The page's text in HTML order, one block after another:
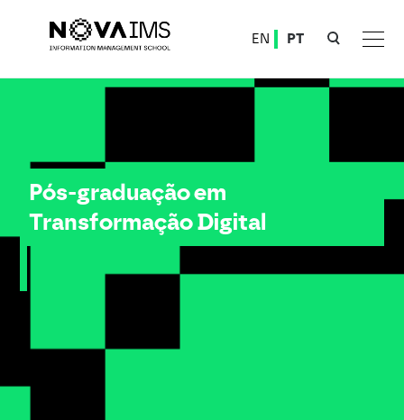
EN PT
Pós-graduação em Transformação Digital
Pós-graduação em
Transformação Digital